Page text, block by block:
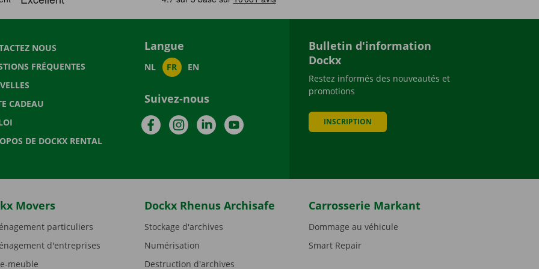
NOUS
FRÉQUENTES
CADEAU
DE DOCKX RENTAL
Langue
NL FR EN
Suivez-nous
FacebookInstagramLinkedInYouTube
Bulletin d'information
Dockx
Restez informés des nouveautés et
promotions
INSCRIPTION
Movers
particuliers
d'entreprises
meuble
Dockx Rhenus Archisafe
Stockage d'archives
Numérisation
Destruction d'archives
Carrosserie Markant
Dommage au véhicule
Smart Repair